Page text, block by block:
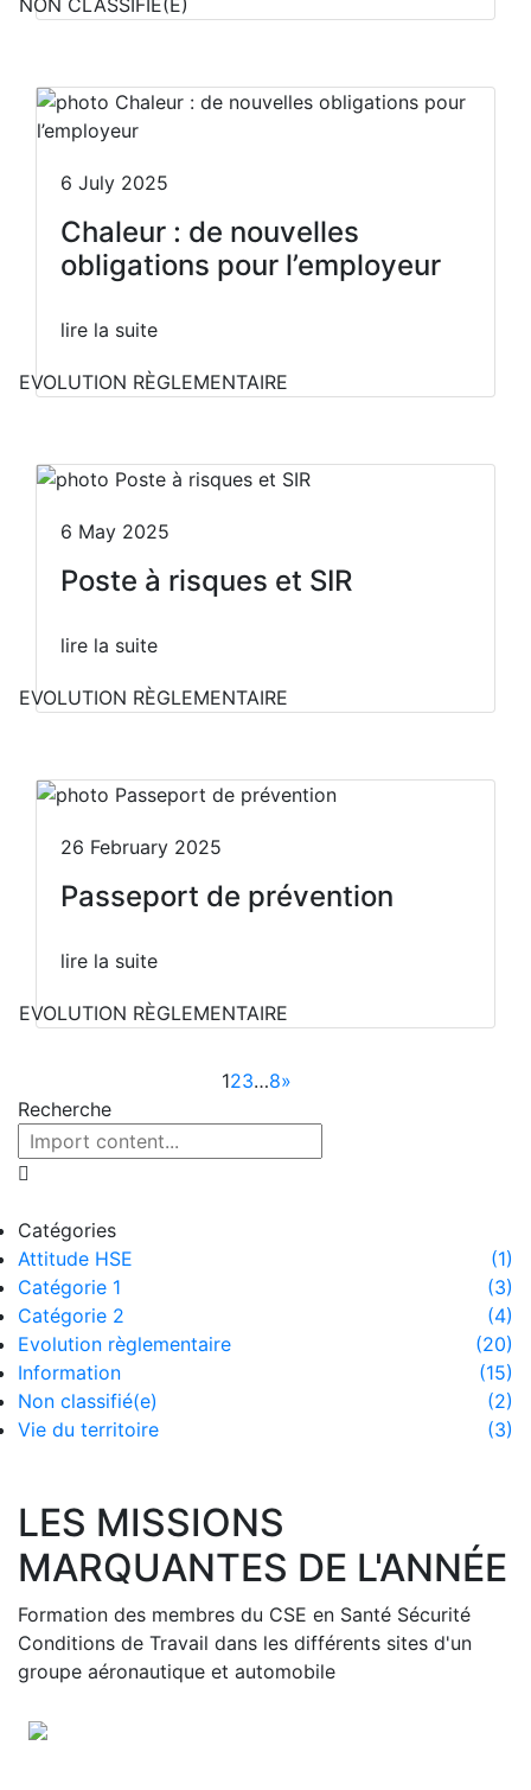
NON CLASSIFIÉ(E)
6 July 2025
Chaleur : de nouvelles
obligations pour l’employeur
lire la suite
EVOLUTION RÈGLEMENTAIRE
6 May 2025
Poste à risques et SIR
lire la suite
EVOLUTION RÈGLEMENTAIRE
26 February 2025
Passeport de prévention
lire la suite
EVOLUTION RÈGLEMENTAIRE
123…8»
Recherche
Catégories
Attitude HSE
(1)
Catégorie 1
(3)
Catégorie 2
(4)
Evolution règlementaire
(20)
Information
(15)
Non classifié(e)
(2)
Vie du territoire
(3)
LES MISSIONS
MARQUANTES DE L'ANNÉE
Formation des membres du CSE en Santé Sécurité
Conditions de Travail dans les différents sites d'un
groupe aéronautique et automobile
Previous